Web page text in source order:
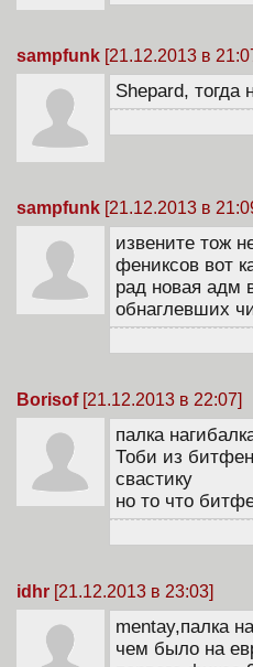
sampfunk [21.12.2013 в
Shepard, тогда
sampfunk [21.12.2013 в
извените тож
фениксов вот
рад новая адм
обнаглевших
Borisof[21.12.2013 в 22:07]
палка
Тоби из
свастику
но то что
idhr [21.12.2013 в 23:03]
mentay,палка
чем было на